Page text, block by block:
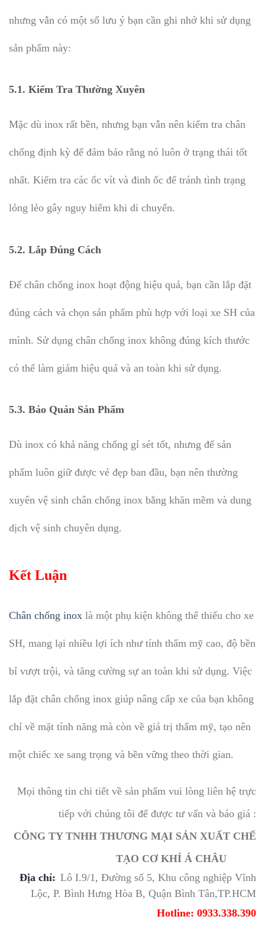
nhưng vẫn có một số lưu ý bạn cần ghi nhớ khi sử dụng
sản phẩm này:
5.1. Kiểm Tra Thường Xuyên
Mặc dù inox rất bền, nhưng bạn vẫn nên kiểm tra chân
chống định kỳ để đảm bảo rằng nó luôn ở trạng thái tốt
nhất. Kiểm tra các ốc vít và đinh ốc để tránh tình trạng
lỏng lẻo gây nguy hiểm khi di chuyển.
5.2. Lắp Đúng Cách
Để chân chống inox hoạt động hiệu quả, bạn cần lắp đặt
đúng cách và chọn sản phẩm phù hợp với loại xe SH của
mình. Sử dụng chân chống inox không đúng kích thước
có thể làm giảm hiệu quả và an toàn khi sử dụng.
5.3. Bảo Quản Sản Phẩm
Dù inox có khả năng chống gỉ sét tốt, nhưng để sản
phẩm luôn giữ được vẻ đẹp ban đầu, bạn nên thường
xuyên vệ sinh chân chống inox bằng khăn mềm và dung
dịch vệ sinh chuyên dụng.
Kết Luận
Chân chống inox là một phụ kiện không thể thiếu cho xe
SH, mang lại nhiều lợi ích như tính thẩm mỹ cao, độ bền
bỉ vượt trội, và tăng cường sự an toàn khi sử dụng. Việc
lắp đặt chân chống inox giúp nâng cấp xe của bạn không
chỉ về mặt tính năng mà còn về giá trị thẩm mỹ, tạo nên
một chiếc xe sang trọng và bền vững theo thời gian.
Mọi thông tin chi tiết về sản phẩm vui lòng liên hệ trực
tiếp với chúng tôi để được tư vấn và báo giá :
CÔNG TY TNHH THƯƠNG MẠI SẢN XUẤT CHẾ
TẠO CƠ KHÍ Á CHÂU
Địa chỉ: Lô I.9/1, Đường số 5, Khu công nghiệp Vĩnh
Lộc, P. Bình Hưng Hòa B, Quận Bình Tân,TP.HCM
Hotline: 0933.338.390